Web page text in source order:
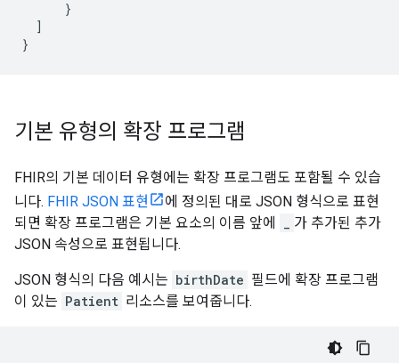
}
]
}
기본 유형의 확장 프로그램
FHIR의 기본 데이터 유형에는 확장 프로그램도 포함될 수 있습
니다. FHIR JSON 표현
에 정의된 대로 JSON 형식으로 표현
되면 확장 프로그램은 기본 요소의 이름 앞에
가 추가된 추가
JSON 속성으로 표현됩니다.
JSON 형식의 다음 예시는 birthDate 필드에 확장 프로그램
이 있는 Patient 리소스를 보여줍니다.